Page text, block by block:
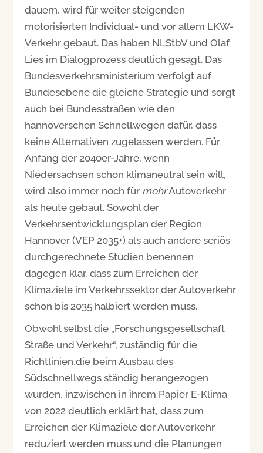
dauern, wird für weiter steigenden
motorisierten Individual- und vor allem LKW-
Verkehr gebaut. Das haben NLStbV und Olaf
Lies im Dialogprozess deutlich gesagt. Das
Bundesverkehrsministerium verfolgt auf
Bundesebene die gleiche Strategie und sorgt
auch bei Bundesstraßen wie den
hannoverschen Schnellwegen dafür, dass
keine Alternativen zugelassen werden. Für
Anfang der 2040er-Jahre, wenn
Niedersachsen schon klimaneutral sein will,
wird also immer noch für mehrAutoverkehr
als heute gebaut. Sowohl der
Verkehrsentwicklungsplan der Region
Hannover (VEP 2035+) als auch andere seriös
durchgerechnete Studien benennen
dagegen klar, dass zum Erreichen der
Klimaziele im Verkehrssektor der Autoverkehr
schon bis 2035 halbiert werden muss.
Obwohl selbst die „Forschungsgesellschaft
Straße und Verkehr“, zuständig für die
Richtlinien,die beim Ausbau des
Südschnellwegs ständig herangezogen
wurden, inzwischen in ihrem Papier E-Klima
von 2022 deutlich erklärt hat, dass zum
Erreichen der Klimaziele der Autoverkehr
reduziert werden muss und die Planungen